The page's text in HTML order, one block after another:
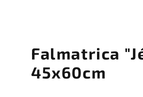
Falmatrica
45x60cm